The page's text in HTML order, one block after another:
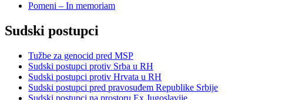
Pomeni – In memoriam
Sudski postupci
Tužbe za genocid pred MSP
Sudski postupci protiv Srba u RH
Sudski postupci protiv Hrvata u RH
Sudski postupci pred pravosuđem Republike Srbije
Sudski postupci na prostoru Ex Jugoslavije